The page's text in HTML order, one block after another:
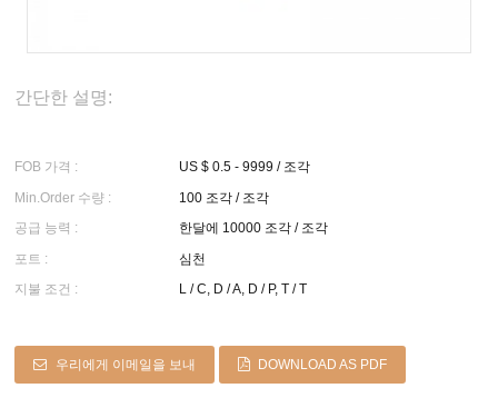
간단한 설명:
FOB 가격 :
US $ 0.5 - 9999 / 조각
Min.Order 수량 :
100 조각 / 조각
공급 능력 :
한달에 10000 조각 / 조각
포트 :
심천
지불 조건 :
L / C, D / A, D / P, T / T
우리에게 이메일을 보내 DOWNLOAD AS PDF